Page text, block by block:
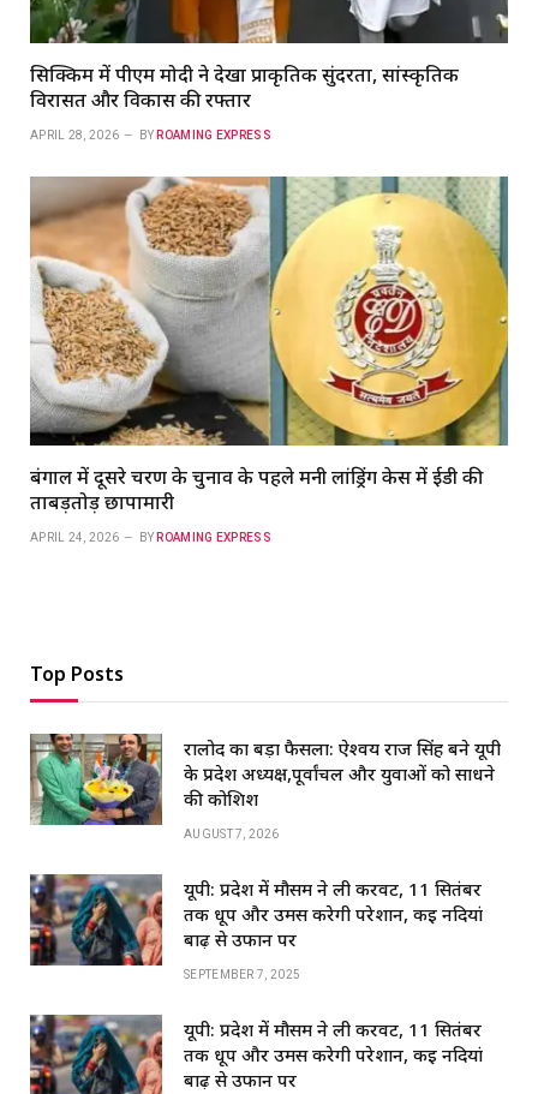
सिक्किम में पीएम मोदी ने देखा प्राकृतिक सुंदरता, सांस्कृतिक
विरासत और विकास की रफ्तार
APRIL 28, 2026 BY ROAMING EXPRESS
बंगाल में दूसरे चरण के चुनाव के पहले मनी लांड्रिंग केस में ईडी की
ताबड़तोड़ छापामारी
APRIL 24, 2026 BY ROAMING EXPRESS
Top Posts
रालोद का बड़ा फैसला: ऐश्वर्य राज सिंह बने यूपी
के प्रदेश अध्यक्ष,पूर्वांचल और युवाओं को साधने
की कोशिश
AUGUST 7, 2026
यूपी: प्रदेश में मौसम ने ली करवट, 11 सितंबर
तक धूप और उमस करेगी परेशान, कई नदियां
बाढ़ से उफान पर
SEPTEMBER 7, 2025
यूपी: प्रदेश में मौसम ने ली करवट, 11 सितंबर
तक धूप और उमस करेगी परेशान, कई नदियां
बाढ़ से उफान पर